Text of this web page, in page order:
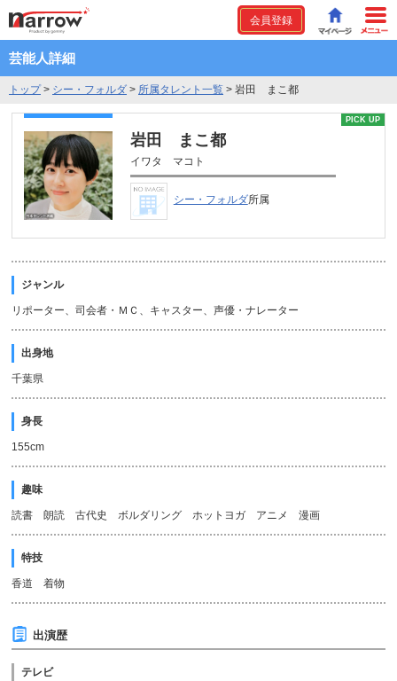
会員登録
芸能人詳細
トップ> シー・フォルダ > 所属タレント一覧 > 岩田 まこ都
PICK UP
岩田 まこ都
イワタ マコト
シー・フォルダ所属
ジャンル
リポーター、司会者・ＭＣ、キャスター、声優・ナレーター
出身地
千葉県
身長
155cm
趣味
読書 朗読 古代史 ボルダリング ホットヨガ アニメ 漫画
特技
香道 着物
出演歴
テレビ